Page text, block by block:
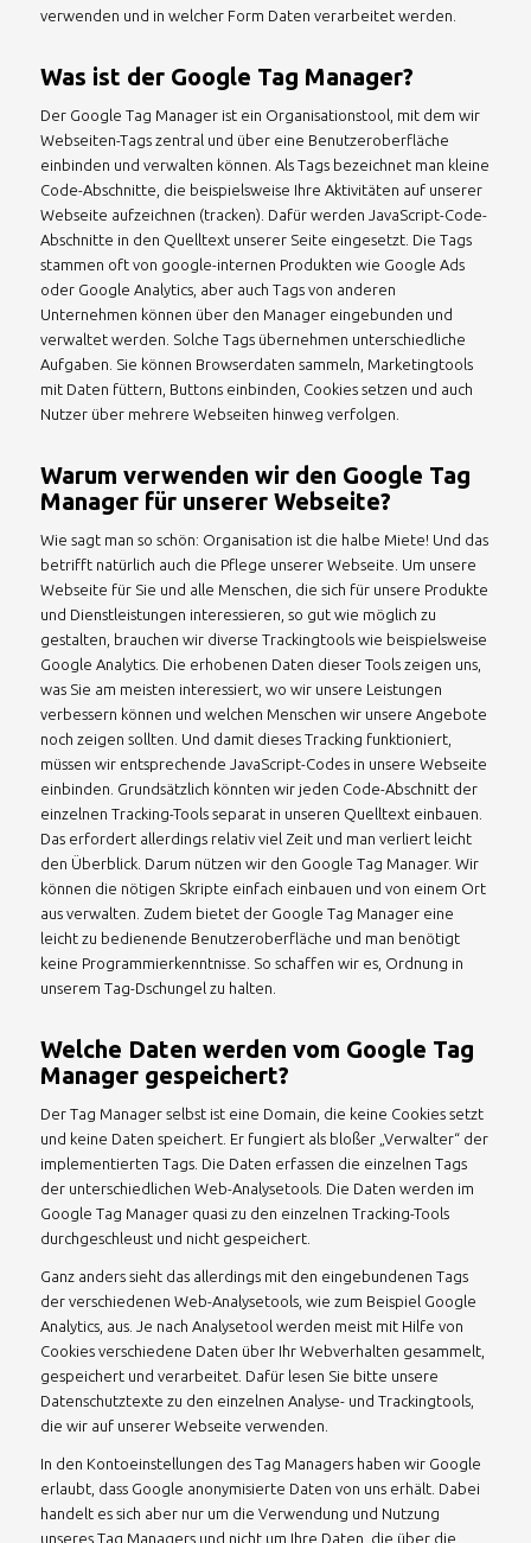
verwenden und in welcher Form Daten verarbeitet werden.
Was ist der Google Tag Manager?
Der Google Tag Manager ist ein Organisationstool, mit dem wir
Webseiten-Tags zentral und über eine Benutzeroberfläche
einbinden und verwalten können. Als Tags bezeichnet man kleine
Code-Abschnitte, die beispielsweise Ihre Aktivitäten auf unserer
Webseite aufzeichnen (tracken). Dafür werden JavaScript-Code-
Abschnitte in den Quelltext unserer Seite eingesetzt. Die Tags
stammen oft von google-internen Produkten wie Google Ads
oder Google Analytics, aber auch Tags von anderen
Unternehmen können über den Manager eingebunden und
verwaltet werden. Solche Tags übernehmen unterschiedliche
Aufgaben. Sie können Browserdaten sammeln, Marketingtools
mit Daten füttern, Buttons einbinden, Cookies setzen und auch
Nutzer über mehrere Webseiten hinweg verfolgen.
Warum verwenden wir den Google Tag
Manager für unserer Webseite?
Wie sagt man so schön: Organisation ist die halbe Miete! Und das
betrifft natürlich auch die Pflege unserer Webseite. Um unsere
Webseite für Sie und alle Menschen, die sich für unsere Produkte
und Dienstleistungen interessieren, so gut wie möglich zu
gestalten, brauchen wir diverse Trackingtools wie beispielsweise
Google Analytics. Die erhobenen Daten dieser Tools zeigen uns,
was Sie am meisten interessiert, wo wir unsere Leistungen
verbessern können und welchen Menschen wir unsere Angebote
noch zeigen sollten. Und damit dieses Tracking funktioniert,
müssen wir entsprechende JavaScript-Codes in unsere Webseite
einbinden. Grundsätzlich könnten wir jeden Code-Abschnitt der
einzelnen Tracking-Tools separat in unseren Quelltext einbauen.
Das erfordert allerdings relativ viel Zeit und man verliert leicht
den Überblick. Darum nützen wir den Google Tag Manager. Wir
können die nötigen Skripte einfach einbauen und von einem Ort
aus verwalten. Zudem bietet der Google Tag Manager eine
leicht zu bedienende Benutzeroberfläche und man benötigt
keine Programmierkenntnisse. So schaffen wir es, Ordnung in
unserem Tag-Dschungel zu halten.
Welche Daten werden vom Google Tag
Manager gespeichert?
Der Tag Manager selbst ist eine Domain, die keine Cookies setzt
und keine Daten speichert. Er fungiert als bloßer „Verwalter“ der
implementierten Tags. Die Daten erfassen die einzelnen Tags
der unterschiedlichen Web-Analysetools. Die Daten werden im
Google Tag Manager quasi zu den einzelnen Tracking-Tools
durchgeschleust und nicht gespeichert.
Ganz anders sieht das allerdings mit den eingebundenen Tags
der verschiedenen Web-Analysetools, wie zum Beispiel Google
Analytics, aus. Je nach Analysetool werden meist mit Hilfe von
Cookies verschiedene Daten über Ihr Webverhalten gesammelt,
gespeichert und verarbeitet. Dafür lesen Sie bitte unsere
Datenschutztexte zu den einzelnen Analyse- und Trackingtools,
die wir auf unserer Webseite verwenden.
In den Kontoeinstellungen des Tag Managers haben wir Google
erlaubt, dass Google anonymisierte Daten von uns erhält. Dabei
handelt es sich aber nur um die Verwendung und Nutzung
unseres Tag Managers und nicht um Ihre Daten, die über die